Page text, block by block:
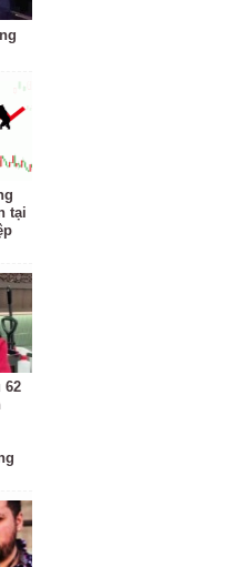
tại
62